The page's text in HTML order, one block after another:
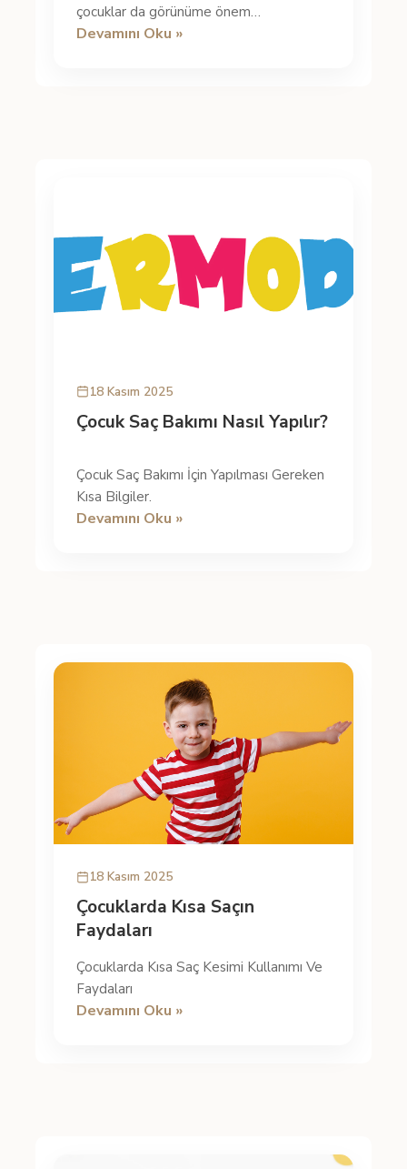
çocuklar da görünüme önem
vermektedir. Çocuk için de saçların etkili
Devamını Oku »
18 Kasım 2025
Çocuk Saç Bakımı Nasıl Yapılır?
Çocuk Saç Bakımı İçin Yapılması Gereken
Kısa Bilgiler.
Devamını Oku »
18 Kasım 2025
Çocuklarda Kısa Saçın
Faydaları
Çocuklarda Kısa Saç Kesimi Kullanımı Ve
Faydaları
Devamını Oku »